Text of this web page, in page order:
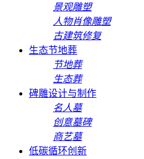
景观雕塑
人物肖像雕塑
古建筑修复
生态节地葬
节地葬
生态葬
碑雕设计与制作
名人墓
创意墓碑
商艺墓
低碳循环创新